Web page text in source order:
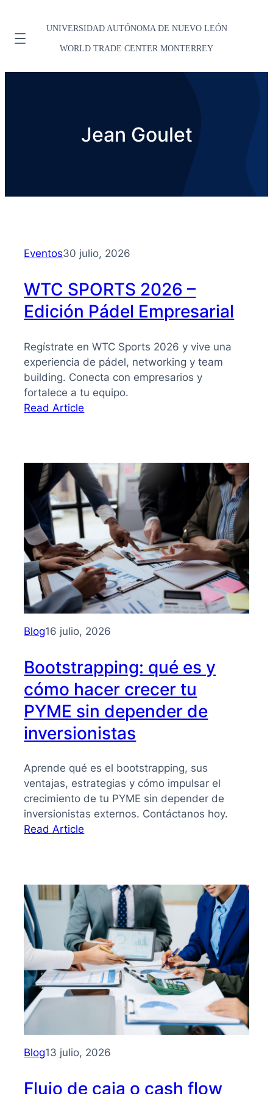
UNIVERSIDAD AUTÓNOMA DE NUEVO LEÓN
WORLD TRADE CENTER MONTERREY
Jean Goulet
Eventos30 julio, 2026
WTC SPORTS 2026 –
Edición Pádel Empresarial
Regístrate en WTC Sports 2026 y vive una
experiencia de pádel, networking y team
building. Conecta con empresarios y
fortalece a tu equipo.
Read Article
–
Edición
Pádel
Empresarial
Blog16 julio, 2026
Bootstrapping: qué es y
cómo hacer crecer tu
PYME sin depender de
inversionistas
Aprende qué es el bootstrapping, sus
ventajas, estrategias y cómo impulsar el
crecimiento de tu PYME sin depender de
inversionistas externos. Contáctanos hoy.
Read Article
y
cómo
hacer
crecer
tu
PYME
sin
depender
inversionistas
Blog13 julio, 2026
Flujo de caja o cash flow